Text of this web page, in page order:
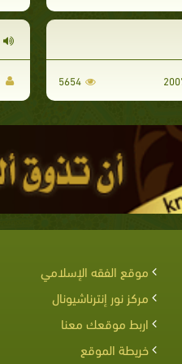
5654
موقع الفقه الإسلامي
مركز نور إنترناشيونال
اربط موقعك معنا
خريطة الموقع